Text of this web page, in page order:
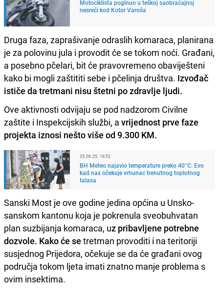
Motociklista poginuo u teškoj saobraćajnoj
nesreći kod Kotor Varoša
Druga faza, zaprašivanje odraslih komaraca, planirana
je za polovinu jula i provodit će se tokom noći. Građani,
a posebno pčelari, bit će pravovremeno obaviješteni
kako bi mogli zaštititi sebe i pčelinja društva. Izvođač
ističe da tretmani nisu štetni po zdravlje ljudi.
Ove aktivnosti odvijaju se pod nadzorom Civilne
zaštite i Inspekcijskih službi, a vrijednost prve faze
projekta iznosi nešto više od 9.300 KM.
25.06.25. 16:52
BH Meteo najavio temperature preko 40°C: Evo
kad nas očekuje vrhunac trenutnog toplotnog
talasa
Sanski Most je ove godine jedina općina u Unsko-
sanskom kantonu koja je pokrenula sveobuhvatan
plan suzbijanja komaraca, uz pribavljene potrebne
dozvole. Kako će se tretman provoditi i na teritoriji
susjednog Prijedora, očekuje se da će građani ovog
područja tokom ljeta imati znatno manje problema s
ovim insektima.